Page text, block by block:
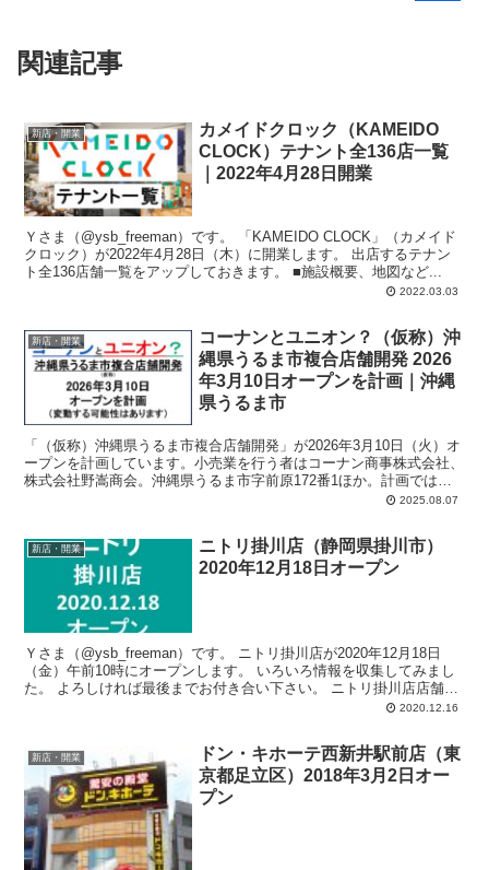
関連記事
新店・開業
カメイドクロック（KAMEIDO
CLOCK）テナント全136店一覧
｜2022年4月28日開業
Ｙさま（@ysb_freeman）です。 「KAMEIDO CLOCK」（カメイド
クロック）が2022年4月28日（木）に開業します。 出店するテナン
ト全136店舗一覧をアップしておきます。 ■施設概要、地図など...
2022.03.03
新店・開業
コーナンとユニオン？（仮称）沖
縄県うるま市複合店舗開発 2026
年3月10日オープンを計画｜沖縄
県うるま市
「（仮称）沖縄県うるま市複合店舗開発」が2026年3月10日（火）オ
ープンを計画しています。小売業を行う者はコーナン商事株式会社、
株式会社野嵩商会。沖縄県うるま市字前原172番1ほか。計画では、
店舗面積：4,189平方メートル、駐車場：111台、駐輪場：67台、24
2025.08.07
新店・開業
ニトリ掛川店（静岡県掛川市）
2020年12月18日オープン
Ｙさま（@ysb_freeman）です。 ニトリ掛川店が2020年12月18日
（金）午前10時にオープンします。 いろいろ情報を収集してみまし
た。 よろしければ最後までお付き合い下さい。 ニトリ掛川店店舗
2020.12.16
新店・開業
ドン・キホーテ西新井駅前店（東
京都足立区）2018年3月2日オー
プン